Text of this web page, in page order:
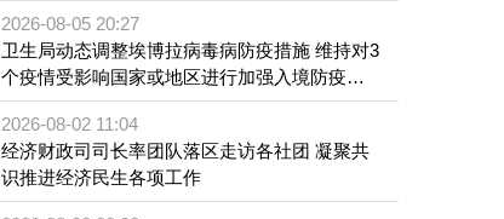
2026-08-05 20:27
卫生局动态调整埃博拉病毒病防疫措施 维持对3
个疫情受影响国家或地区进行加强入境防疫措
施
2026-08-02 11:04
经济财政司司长率团队落区走访各社团 凝聚共
识推进经济民生各项工作